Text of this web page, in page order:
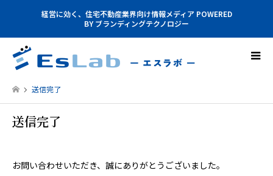
経営に効く、住宅不動産業界向け情報メディア POWERED
BY ブランディングテクノロジー
送信完了
送信完了
お問い合わせいただき、誠にありがとうございました。